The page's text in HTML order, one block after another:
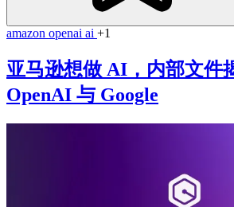
amazon openai ai +1
亚马逊想做 AI，内部文件
OpenAI 与 Google